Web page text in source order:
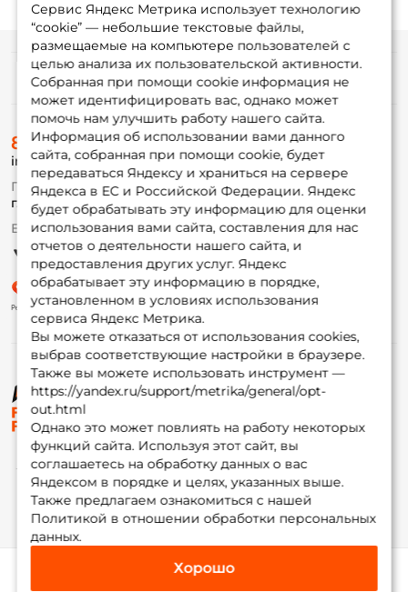
Сервис Яндекс Метрика использует технологию
“cookie” — небольшие текстовые файлы,
размещаемые на компьютере пользователей с
целью анализа их пользовательской активности.
Собранная при помощи cookie информация не
может идентифицировать вас, однако может
помочь нам улучшить работу нашего сайта.
Информация об использовании вами данного
сайта, собранная при помощи cookie, будет
передаваться Яндексу и храниться на сервере
Яндекса в ЕС и Российской Федерации. Яндекс
будет обрабатывать эту информацию для оценки
использования вами сайта, составления для нас
отчетов о деятельности нашего сайта, и
предоставления других услуг. Яндекс
обрабатывает эту информацию в порядке,
установленном в условиях использования
сервиса Яндекс Метрика.
Вы можете отказаться от использования cookies,
выбрав соответствующие настройки в браузере.
Также вы можете использовать инструмент —
https://yandex.ru/support/metrika/general/opt-
out.html
Однако это может повлиять на работу некоторых
функций сайта. Используя этот сайт, вы
соглашаетесь на обработку данных о вас
Яндексом в порядке и целях, указанных выше.
Также предлагаем ознакомиться с нашей
Политикой в отношении обработки персональных
данных.
Хорошо
© ФоксФишинг, 2009-2026
Информация
О магазине
Доставка
Оплата
Fox-bonus
Гуру
Партнерская программа
8 (495) 532-77-88
info@foxfishing.ru
По вопросам с заказом
г. Москва, ул. Плеханова д.7
Ежедневно 10:00 до 20:00